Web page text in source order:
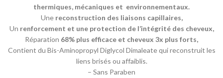
thermiques, mécaniques et environnementaux.
Unereconstruction des liaisons capillaires,
Un renforcement et une protection de l’intégrité des cheveux,
Réparation 68% plus efficace et cheveux 3x plus forts,
Contient du Bis-Aminopropyl Diglycol Dimaleate qui reconstruit les
liens brisés ou affaiblis.
– Sans Paraben